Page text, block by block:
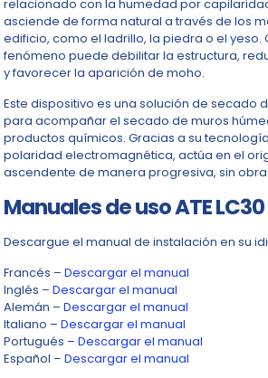
relacionado con la humedad por
asciende de forma natural a través de los
edificio, como el ladrillo, la piedra o el yeso.
fenómeno puede debilitar la estructura,
y favorecer la aparición de moho.
Este dispositivo es una solución de secado
para acompañar el secado de muros
productos químicos. Gracias a su
polaridad electromagnética, actúa en el
ascendente de manera progresiva, sin
Manuales de uso ATE LC30
Descargue el manual de instalación en su
Francés –Descargar el manual
Inglés –Descargar el manual
Alemán –Descargar el manual
Italiano –Descargar el manual
Portugués –Descargar el manual
Español –Descargar el manual